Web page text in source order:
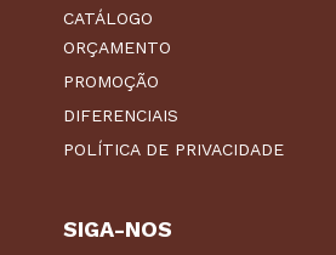
CATÁLOGO
ORÇAMENTO
PROMOÇÃO
DIFERENCIAIS
POLÍTICA DE PRIVACIDADE
SIGA-NOS